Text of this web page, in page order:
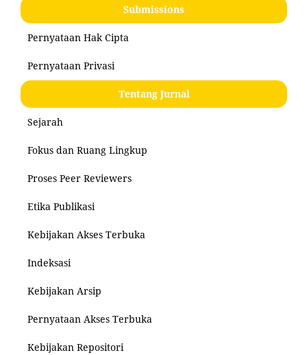
Submissions
Pernyataan Hak Cipta
Pernyataan Privasi
Tentang Jurnal
Sejarah
Fokus dan Ruang Lingkup
Proses Peer Reviewers
Etika Publikasi
Kebijakan Akses Terbuka
Indeksasi
Kebijakan Arsip
Pernyataan Akses Terbuka
Kebijakan Repositori